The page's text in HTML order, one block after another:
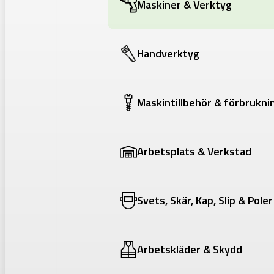
Maskiner & Verktyg
Handverktyg
Maskintillbehör &
Arbetsplats & Verkstad
Svets, Skär, Kap, Slip & Poler
Arbetskläder & Skydd